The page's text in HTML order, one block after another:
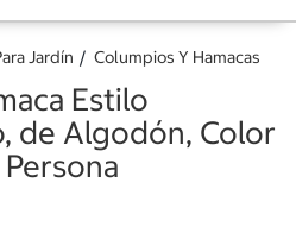
Jardín Columpios Y Hamacas
Estilo
de Algodón, Color